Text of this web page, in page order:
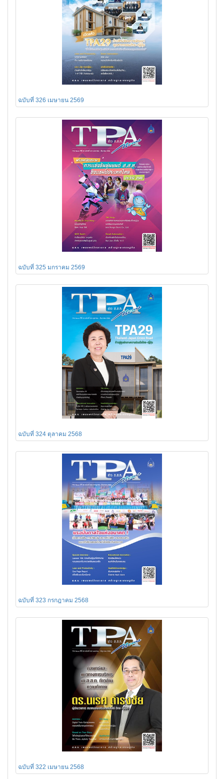
ฉบับที่ 326 เมษายน 2569
ฉบับที่ 325 มกราคม 2569
ฉบับที่ 324 ตุลาคม 2568
ฉบับที่ 323 กรกฎาคม 2568
ฉบับที่ 322 เมษายน 2568